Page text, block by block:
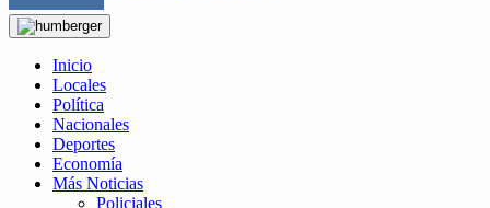
Inicio
Locales
Política
Nacionales
Deportes
Economía
Más Noticias
Policiales